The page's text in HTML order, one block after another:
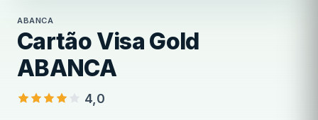
ABANCA
Cartão Visa Gold
ABANCA
4,0